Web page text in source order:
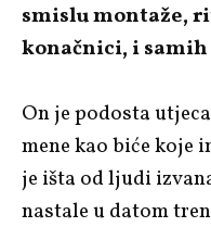
smislu montaže,
konačnici, i
On je podosta
mene kao biće koje
je išta od ljudi
nastale u datom